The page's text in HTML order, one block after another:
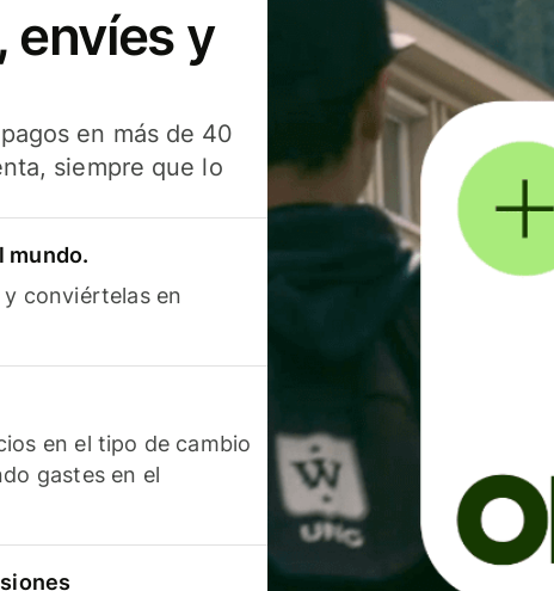
envíes y
en más de 40
siempre que lo
mundo.
conviértelas en
en el tipo de cambio
gastes en el